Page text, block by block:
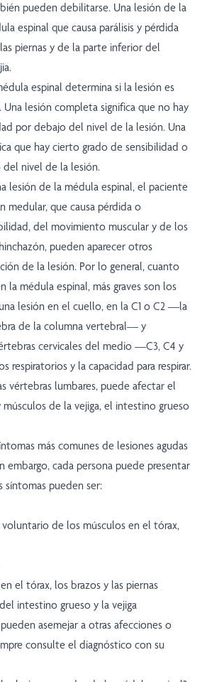
pueden debilitarse. Una lesión de la
espinal que causa parálisis y pérdida
piernas y de la parte inferior del
espinal determina si la lesión es
lesión completa significa que no hay
por debajo del nivel de la lesión. Una
que hay cierto grado de sensibilidad o
nivel de la lesión.
lesión de la médula espinal, el paciente
medular, que causa pérdida o
del movimiento muscular y de los
pueden aparecer otros
de la lesión. Por lo general, cuanto
la médula espinal, más graves son los
lesión en el cuello, en la C1 o C2 —la
de la columna vertebral— y
cervicales del medio —C3, C4 y
respiratorios y la capacidad para respirar.
vértebras lumbares, puede afectar el
de la vejiga, el intestino grueso
más comunes de lesiones agudas
embargo, cada persona puede presentar
síntomas pueden ser:
de los músculos en el tórax,
el tórax, los brazos y las piernas
intestino grueso y la vejiga
asemejar a otras afecciones o
consulte el diagnóstico con su